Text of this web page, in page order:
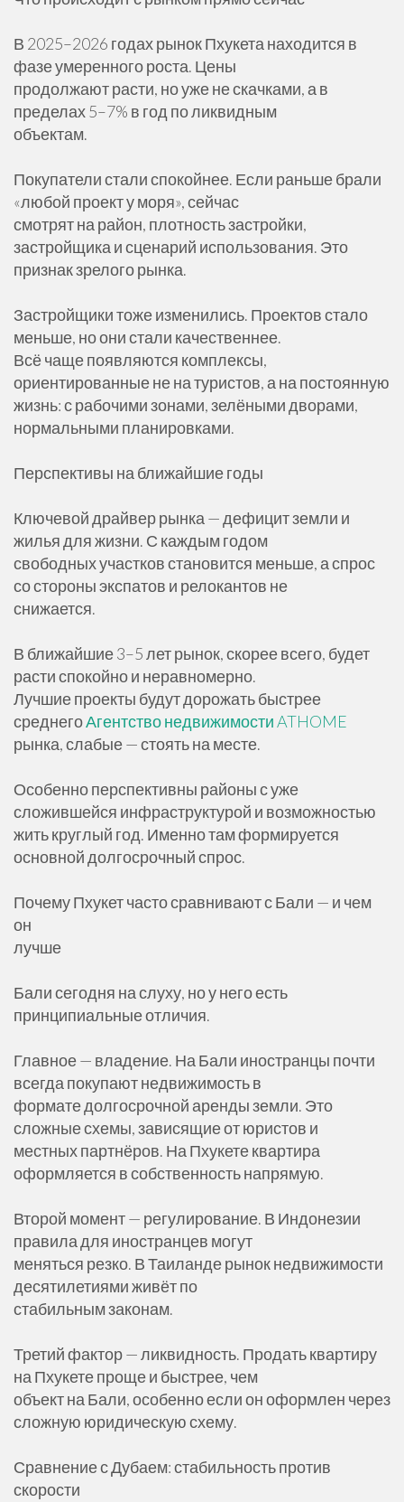
В 2025–2026 годах рынок Пхукета находится в
фазе умеренного роста. Цены
продолжают расти, но уже не скачками, а в
пределах 5–7% в год по ликвидным
объектам.
Покупатели стали спокойнее. Если раньше брали
«любой проект у моря», сейчас
смотрят на район, плотность застройки,
застройщика и сценарий использования. Это
признак зрелого рынка.
Застройщики тоже изменились. Проектов стало
меньше, но они стали качественнее.
Всё чаще появляются комплексы,
ориентированные не на туристов, а на постоянную
жизнь: с рабочими зонами, зелёными дворами,
нормальными планировками.
Перспективы на ближайшие годы
Ключевой драйвер рынка — дефицит земли и
жилья для жизни. С каждым годом
свободных участков становится меньше, а спрос
со стороны экспатов и релокантов не
снижается.
В ближайшие 3–5 лет рынок, скорее всего, будет
расти спокойно и неравномерно.
Лучшие проекты будут дорожать быстрее
среднегоАгентство недвижимости ATHOME
рынка, слабые — стоять на месте.
Особенно перспективны районы с уже
сложившейся инфраструктурой и возможностью
жить круглый год. Именно там формируется
основной долгосрочный спрос.
Почему Пхукет часто сравнивают с Бали — и чем
он
лучше
Бали сегодня на слуху, но у него есть
принципиальные отличия.
Главное — владение. На Бали иностранцы почти
всегда покупают недвижимость в
формате долгосрочной аренды земли. Это
сложные схемы, зависящие от юристов и
местных партнёров. На Пхукете квартира
оформляется в собственность напрямую.
Второй момент — регулирование. В Индонезии
правила для иностранцев могут
меняться резко. В Таиланде рынок недвижимости
десятилетиями живёт по
стабильным законам.
Третий фактор — ликвидность. Продать квартиру
на Пхукете проще и быстрее, чем
объект на Бали, особенно если он оформлен через
сложную юридическую схему.
Сравнение с Дубаем: стабильность против
скорости